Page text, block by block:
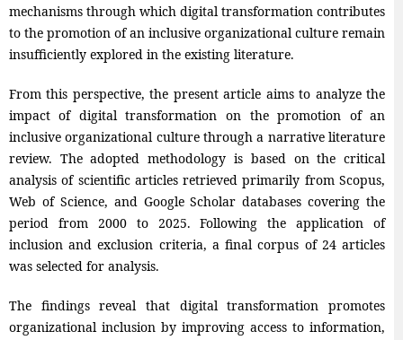
mechanisms through which digital transformation contributes
to the promotion of an inclusive organizational culture remain
insufficiently explored in the existing literature.
From this perspective, the present article aims to analyze the
impact of digital transformation on the promotion of an
inclusive organizational culture through a narrative literature
review. The adopted methodology is based on the critical
analysis of scientific articles retrieved primarily from Scopus,
Web of Science, and Google Scholar databases covering the
period from 2000 to 2025. Following the application of
inclusion and exclusion criteria, a final corpus of 24 articles
was selected for analysis.
The findings reveal that digital transformation promotes
organizational inclusion by improving access to information,